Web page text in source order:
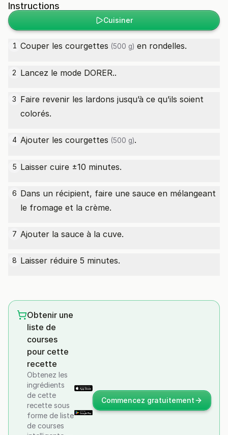
Instructions
Cuisiner
1 Couper les courgettes (500 g) en rondelles.
2 Lancez le mode DORER..
3 Faire revenir les lardons jusqu’à ce qu’ils soient
colorés.
4 Ajouter les courgettes (500 g).
5 Laisser cuire ±10 minutes.
6 Dans un récipient, faire une sauce en mélangeant
le fromage et la crème.
7 Ajouter la sauce à la cuve.
8 Laisser réduire 5 minutes.
Obtenir une
liste de
courses
pour cette
recette
Obtenez les
ingrédients
de cette
recette sous
forme de liste
de courses
Commencez gratuitement